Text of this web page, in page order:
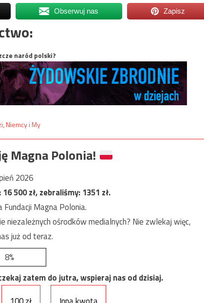
Obserwuj nas Zapisz
naród polski?
Magna Polonia!
2026
16 500zł, zebraliśmy:1351 zł.
Magna Polonia.
ośrodków medialnych? Nie zwlekaj więc,
już od teraz.
8%
zatem do jutra, wspieraj nas od dzisiaj.